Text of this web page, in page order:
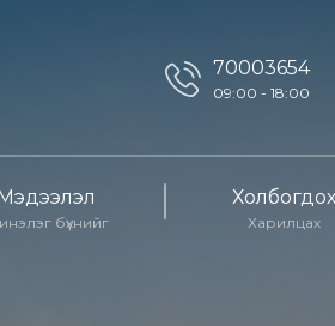
70003654
09:00 - 18:00
бүхнийг
Холбогдох
Харилцах